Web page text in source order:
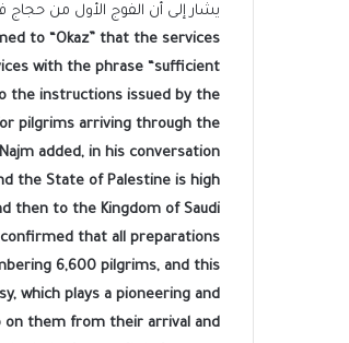
يشار إلى أن الفوج الأول من حجاج
to “Okaz” that the services
with the phrase “sufficient
the instructions issued by the
pilgrims arriving through the
added, in his conversation
the State of Palestine is high
then to the Kingdom of Saudi
that all preparations
6,600 pilgrims, and this
which plays a pioneering and
on them from their arrival and